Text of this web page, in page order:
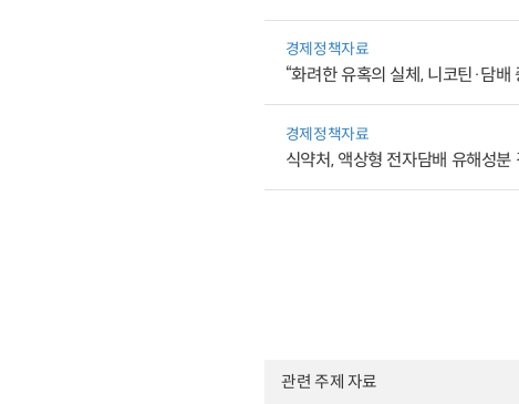
경제정책자료
“화려한 유혹의 실체, 니코틴·담배
경제정책자료
식약처, 액상형 전자담배 유해성분
관련 주제 자료